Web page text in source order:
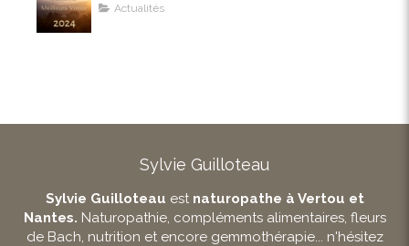
Actualités
Sylvie Guilloteau
Sylvie Guilloteau est naturopathe à Vertou et
Nantes. Naturopathie, compléments alimentaires, fleurs
de Bach, nutrition et encore gemmothérapie... n'hésitez